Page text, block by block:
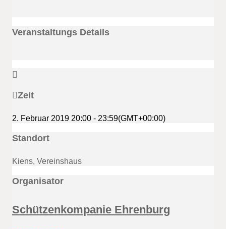
Veranstaltungs Details
Zeit
2. Februar 2019 20:00 - 23:59(GMT+00:00)
Standort
Kiens, Vereinshaus
Organisator
Schützenkompanie Ehrenburg